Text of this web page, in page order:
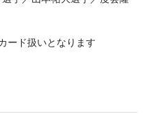
ード扱いとなります